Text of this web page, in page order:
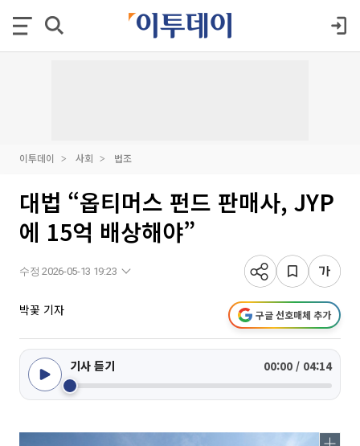
이투데이 사회 법조
대법 “옵티머스 펀드 판매사, JYP
에 15억 배상해야”
수정 2026-05-13 19:23
박꽃 기자 구글 선호매체 추가
기사 듣기 00:00 / 04:14